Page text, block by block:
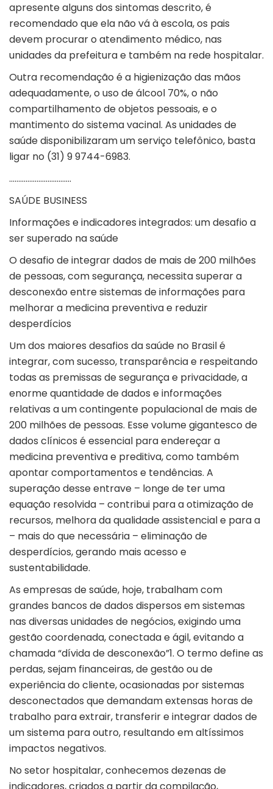
apresente alguns dos sintomas descrito, é
recomendado que ela não vá à escola, os pais
devem procurar o atendimento médico, nas
unidades da prefeitura e também na rede hospitalar.
Outra recomendação é a higienização das mãos
adequadamente, o uso de álcool 70%, o não
compartilhamento de objetos pessoais, e o
mantimento do sistema vacinal. As unidades de
saúde disponibilizaram um serviço telefônico, basta
ligar no (31) 9 9744-6983.
…………………………….
SAÚDE BUSINESS
Informações e indicadores integrados: um desafio a
ser superado na saúde
O desafio de integrar dados de mais de 200 milhões
de pessoas, com segurança, necessita superar a
desconexão entre sistemas de informações para
melhorar a medicina preventiva e reduzir
desperdícios
Um dos maiores desafios da saúde no Brasil é
integrar, com sucesso, transparência e respeitando
todas as premissas de segurança e privacidade, a
enorme quantidade de dados e informações
relativas a um contingente populacional de mais de
200 milhões de pessoas. Esse volume gigantesco de
dados clínicos é essencial para endereçar a
medicina preventiva e preditiva, como também
apontar comportamentos e tendências. A
superação desse entrave – longe de ter uma
equação resolvida – contribui para a otimização de
recursos, melhora da qualidade assistencial e para a
– mais do que necessária – eliminação de
desperdícios, gerando mais acesso e
sustentabilidade.
As empresas de saúde, hoje, trabalham com
grandes bancos de dados dispersos em sistemas
nas diversas unidades de negócios, exigindo uma
gestão coordenada, conectada e ágil, evitando a
chamada “dívida de desconexão”1. O termo define as
perdas, sejam financeiras, de gestão ou de
experiência do cliente, ocasionadas por sistemas
desconectados que demandam extensas horas de
trabalho para extrair, transferir e integrar dados de
um sistema para outro, resultando em altíssimos
impactos negativos.
No setor hospitalar, conhecemos dezenas de